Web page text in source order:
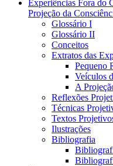
Experiências Fora do
Projeção da
Glossário I
Glossário II
Conceitos
Extratos das
Pequeno
Veículos
A
Reflexões
Técnicas
Textos
Ilustrações
Bibliografia